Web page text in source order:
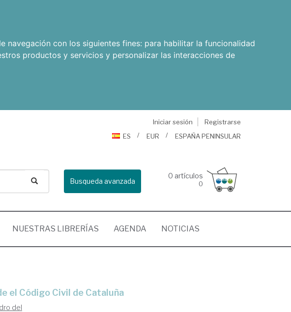
navegación con los siguientes fines: para habilitar la funcionalidad
productos y servicios y personalizar las interacciones de
Iniciar sesión
Registrarse
ES
EUR ESPAÑA PENINSULAR
Busqueda avanzada
0 artículos
0
NUESTRAS LIBRERÍAS AGENDA NOTICIAS
el Código Civil de Cataluña
del